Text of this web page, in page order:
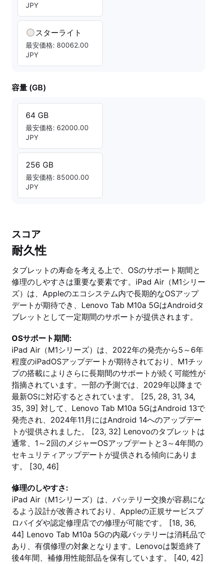
JPY
スターライト
最安価格: 80062.00
JPY
容量 (GB)
64 GB
最安価格: 62000.00
JPY
256 GB
最安価格: 85000.00
JPY
スコア
耐久性
タブレットの寿命を考える上で、OSのサポート期間と
修理のしやすさは重要な要素です。iPad Air（M1シリー
ズ）は、Appleのエコシステム内で長期的なOSアップ
デートが期待でき、Lenovo Tab M10a 5GはAndroidタ
ブレットとして一定期間のサポートが提供されます。
OSサポート期間:
iPad Air（M1シリーズ）は、2022年の発売から5～6年
程度のiPadOSアップデートが期待されており、M1チッ
プの搭載によりさらに長期間のサポートが続く可能性が
指摘されています。一部の予測では、2029年以降まで
最新OSに対応するとされています。 [25, 28, 31, 34,
35, 39] 対して、Lenovo Tab M10a 5GはAndroid 13で
発売され、2024年11月にはAndroid 14へのアップデー
トが提供されました。 [23, 32] Lenovoのタブレットは
通常、1～2回のメジャーOSアップデートと3～4年間の
セキュリティアップデートが提供される傾向にありま
す。 [30, 46]
修理のしやすさ:
iPad Air（M1シリーズ）は、バッテリー交換が容易にな
るよう設計が改善されており、Appleの正規サービスプ
ロバイダや認定修理店での修理が可能です。 [18, 36,
44] Lenovo Tab M10a 5Gの内蔵バッテリーは消耗品で
あり、有償修理の対象となります。Lenovoは製造終了
後4年間、補修用性能部品を保有しています。 [40, 42]